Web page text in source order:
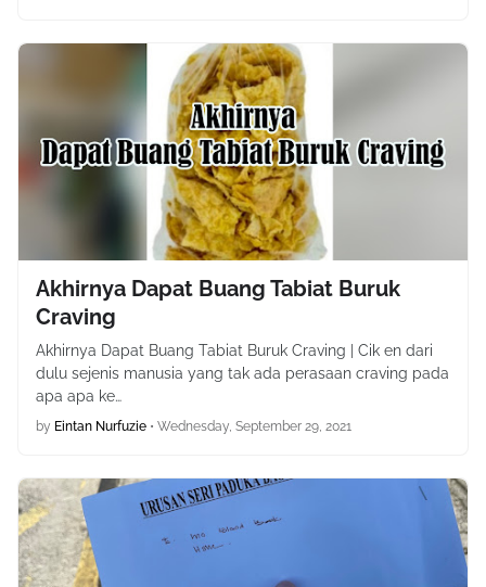
Akhirnya Dapat Buang Tabiat Buruk
Craving
Akhirnya Dapat Buang Tabiat Buruk Craving | Cik en dari
dulu sejenis manusia yang tak ada perasaan craving pada
apa apa ke…
by Eintan Nurfuzie • Wednesday, September 29, 2021